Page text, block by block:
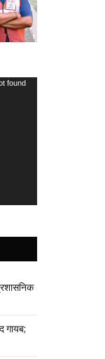
found
गायब;